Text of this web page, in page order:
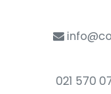
021 570